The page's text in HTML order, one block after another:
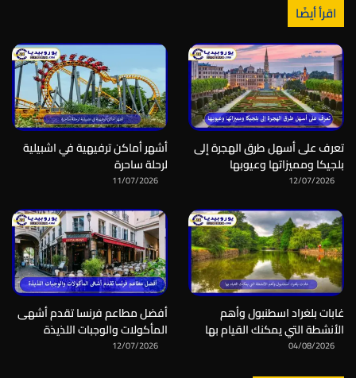
اقرأ أيضًا
تعرف على أسهل طرق الهجرة إلى
بلجيكا ومميزاتها وعيوبها
12/07/2026
أشهر أماكن ترفيهية في اشبيلية
لرحلة ساحرة
11/07/2026
غابات بلغراد اسطنبول وأهم
الأنشطة التي يمكنك القيام بها
04/08/2026
أفضل مطاعم فرنسا تقدم أشهى
المأكولات والوجبات اللذيذة
12/07/2026